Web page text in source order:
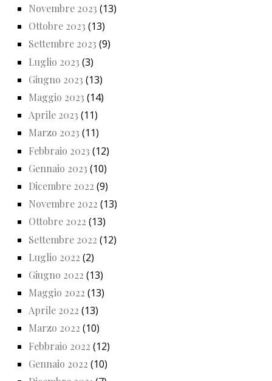
Novembre 2023 (13)
Ottobre 2023 (13)
Settembre 2023 (9)
Luglio 2023 (3)
Giugno 2023 (13)
Maggio 2023 (14)
Aprile 2023 (11)
Marzo 2023 (11)
Febbraio 2023 (12)
Gennaio 2023 (10)
Dicembre 2022 (9)
Novembre 2022 (13)
Ottobre 2022 (13)
Settembre 2022 (12)
Luglio 2022 (2)
Giugno 2022 (13)
Maggio 2022 (13)
Aprile 2022 (13)
Marzo 2022 (10)
Febbraio 2022 (12)
Gennaio 2022 (10)